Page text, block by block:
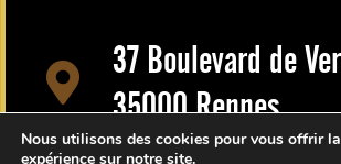
37 Boulevard de
35000 Rennes
Nous utilisons des cookies pour vous offrir
expérience sur notre site.